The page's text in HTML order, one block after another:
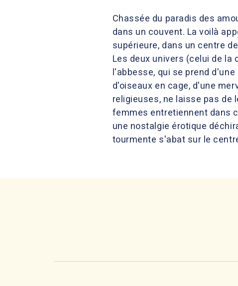
Chassée du paradis des
dans un couvent. La voilà
supérieure, dans un centre
Les deux univers (celui de
l'abbesse, qui se prend
d'oiseaux en cage, d'une
religieuses, ne laisse pas de
femmes entretiennent dans
une nostalgie érotique
tourmente s'abat sur le